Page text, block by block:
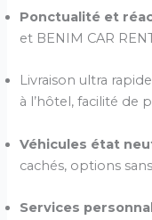
Ponctualité et
et BENIM CAR
Livraison ultra
à l’hôtel, facilité de
Véhicules état
cachés, options
Services